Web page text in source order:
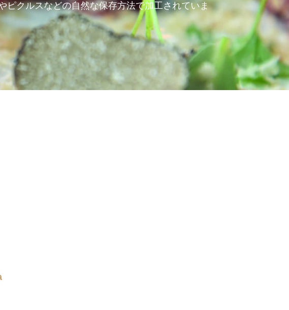
ピクルスなどの自然な保存方法で加工されていま